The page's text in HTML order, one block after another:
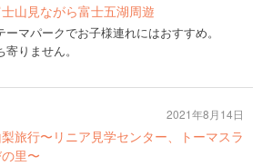
山見ながら富士五湖周遊
マパークでお子様連れにはおすすめ。
りません。
梨旅行〜リニア見学センター、トーマスラ
里〜
2021年8月14日